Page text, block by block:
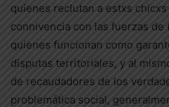
quienes reclutan a estxs
connivencia con las fuerzas de
quienes funcionan como
disputas territoriales, y al
de recaudadores de los
problemática social,